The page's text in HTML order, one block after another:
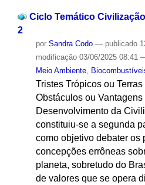
Ciclo Temático
2
por Sandra Codo — publicado
modificação03/06/2025 08:41
Meio Ambiente,
Tristes Trópicos ou
Obstáculos ou
Desenvolvimento da
constituiu-se a segunda
como objetivo debater os
concepções errôneas
planeta, sobretudo do
de valores que se opera